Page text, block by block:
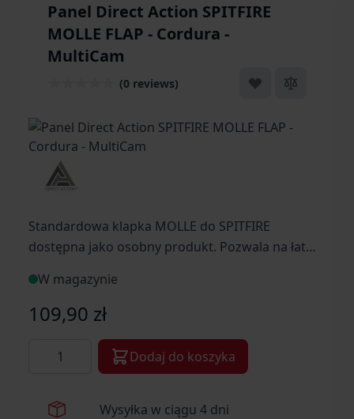
Panel Direct Action SPITFIRE
MOLLE FLAP - Cordura -
MultiCam
(0 reviews)
Standardowa klapka MOLLE do SPITFIRE
dostępna jako osobny produkt. Pozwala na łatwe
wykorzystanie ich do różnych typów misji, bez
konieczności każdorazowej wymiany wszystkich
ładownic. Klapa jest montowana do
dedykowanych portów klap w SPITFIRE lub do
interfejsu Chest Rig za pomocą dołączonych
W magazynie
109,90 zł
Dodaj do koszyka
Wysyłka w ciągu 4 dni